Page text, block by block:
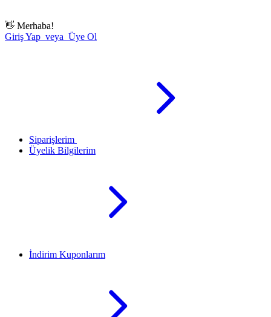
👋 Merhaba!
Giriş Yap veya Üye Ol
Siparişlerim
Üyelik Bilgilerim
İndirim Kuponlarım